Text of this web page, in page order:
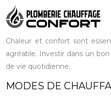
Chaleur et confort sont
agréable. Investir dans un
de vie quotidienne.
MODES DE